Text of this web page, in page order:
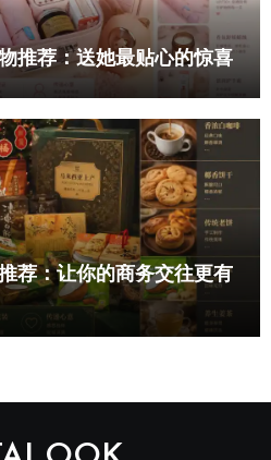
推荐：送她最贴心的惊喜
荐：让你的商务交往更有